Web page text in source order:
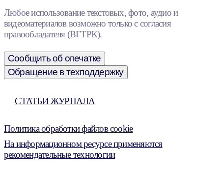
Любое использование текстовых, фото, аудио и
видеоматериалов возможно только с согласия
правообладателя (ВГТРК).
Сообщить об опечатке
Обращение в техподдержку
СТАТЬИ ЖУРНАЛА
Политика обработки файлов cookie
На информационном ресурсе применяются
рекомендательные технологии